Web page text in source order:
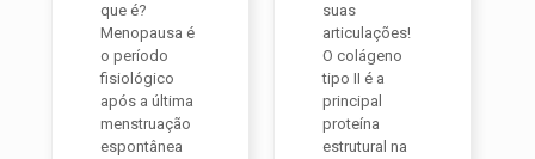
que é?
Menopausa é
o período
fisiológico
após a última
menstruação
espontânea
suas
articulações!
O colágeno
tipo II é a
principal
proteína
estrutural na